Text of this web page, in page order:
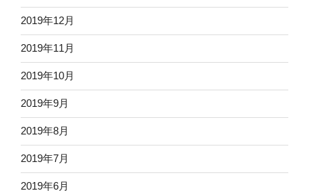
2019年12月
2019年11月
2019年10月
2019年9月
2019年8月
2019年7月
2019年6月